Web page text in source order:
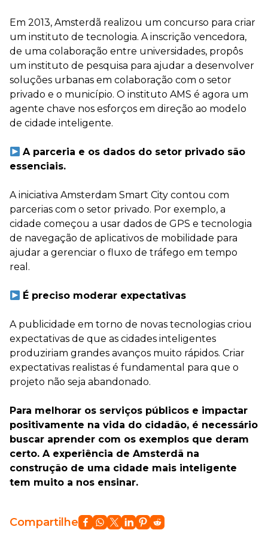
Em 2013, Amsterdã realizou um concurso para criar
um instituto de tecnologia. A inscrição vencedora,
de uma colaboração entre universidades, propôs
um instituto de pesquisa para ajudar a desenvolver
soluções urbanas em colaboração com o setor
privado e o município. O instituto AMS é agora um
agente chave nos esforços em direção ao modelo
de cidade inteligente.
A parceria e os dados do setor privado são
essenciais.
A iniciativa Amsterdam Smart City contou com
parcerias com o setor privado. Por exemplo, a
cidade começou a usar dados de GPS e tecnologia
de navegação de aplicativos de mobilidade para
ajudar a gerenciar o fluxo de tráfego em tempo
real.
É preciso moderar expectativas
A publicidade em torno de novas tecnologias criou
expectativas de que as cidades inteligentes
produziriam grandes avanços muito rápidos. Criar
expectativas realistas é fundamental para que o
projeto não seja abandonado.
Para melhorar os serviços públicos e impactar
positivamente na vida do cidadão, é necessário
buscar aprender com os exemplos que deram
certo. A experiência de Amsterdã na
construção de uma cidade mais inteligente
tem muito a nos ensinar.
Compartilhe